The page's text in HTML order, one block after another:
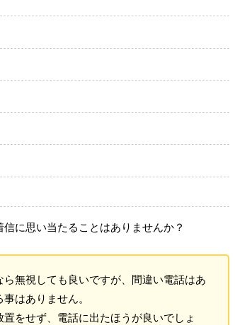
信に思い当たることはありませんか？
無視しても良いですが、間違い電話はあ
はありません。
をせず、電話に出たほうが良いでしょ